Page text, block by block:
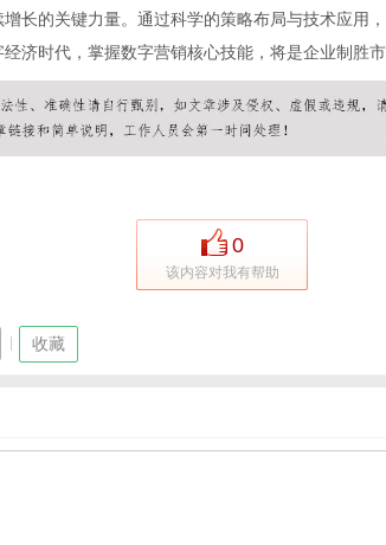
长的关键力量。通过科学的策略布局与技术应用
济时代，掌握数字营销核心技能，将是企业制胜市
0
该内容对我有帮助
收藏